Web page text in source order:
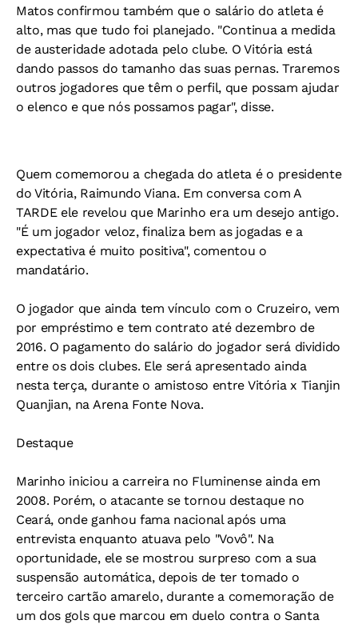
Matos confirmou também que o salário do atleta é
alto, mas que tudo foi planejado. "Continua a medida
de austeridade adotada pelo clube. O Vitória está
dando passos do tamanho das suas pernas. Traremos
outros jogadores que têm o perfil, que possam ajudar
o elenco e que nós possamos pagar", disse.
Quem comemorou a chegada do atleta é o presidente
do Vitória, Raimundo Viana. Em conversa com A
TARDEele revelou que Marinho era um desejo antigo.
"É um jogador veloz, finaliza bem as jogadas e a
expectativa é muito positiva", comentou o
mandatário.
O jogador que ainda tem vínculo com o Cruzeiro, vem
por empréstimo e tem contrato até dezembro de
2016. O pagamento do salário do jogador será dividido
entre os dois clubes. Ele será apresentado ainda
nesta terça, durante o amistoso entre Vitória x Tianjin
Quanjian, na Arena Fonte Nova.
Destaque
Marinho iniciou a carreira no Fluminense ainda em
2008. Porém, o atacante se tornou destaque no
Ceará, onde ganhou fama nacional após uma
entrevista enquanto atuava pelo "Vovô". Na
oportunidade, ele se mostrou surpreso com a sua
suspensão automática, depois de ter tomado o
terceiro cartão amarelo, durante a comemoração de
um dos gols que marcou em duelo contra o Santa